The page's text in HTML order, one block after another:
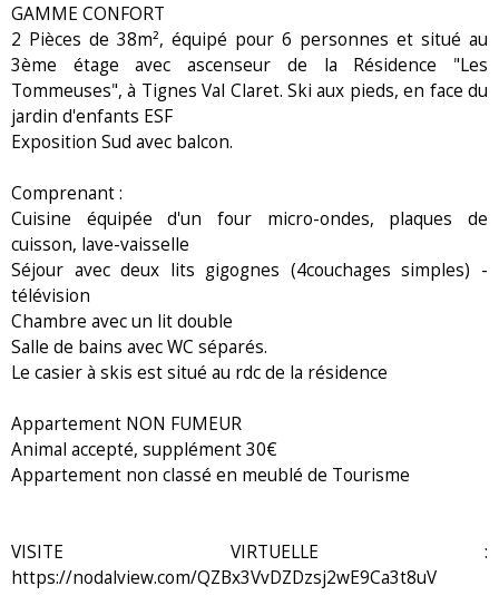
GAMME CONFORT
2 Pièces de 38m², équipé pour 6 personnes et situé au
3ème étage avec ascenseur de la Résidence "Les
Tommeuses", à Tignes Val Claret. Ski aux pieds, en face du
jardin d'enfants ESF
Exposition Sud avec balcon.
Comprenant :
Cuisine équipée d'un four micro-ondes, plaques de
cuisson, lave-vaisselle
Séjour avec deux lits gigognes (4couchages simples) -
télévision
Chambre avec un lit double
Salle de bains avec WC séparés.
Le casier à skis est situé au rdc de la résidence
Appartement NON FUMEUR
Animal accepté, supplément 30€
Appartement non classé en meublé de Tourisme
VISITE VIRTUELLE :
https://nodalview.com/QZBx3VvDZDzsj2wE9Ca3t8uV